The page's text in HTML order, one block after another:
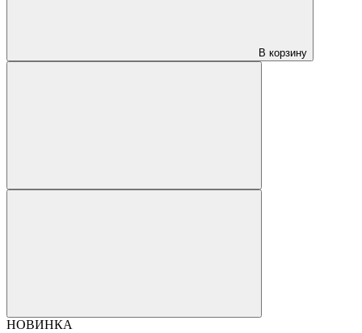
В корзину
НОВИНКА